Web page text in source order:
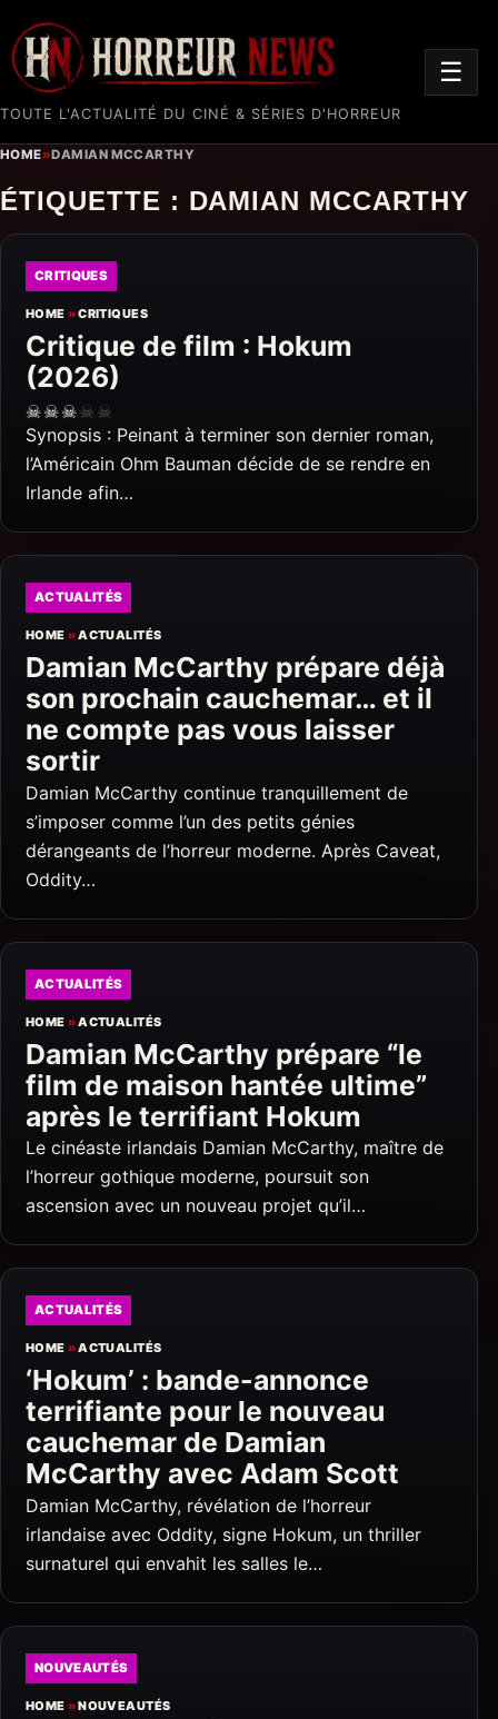
TOUTE L'ACTUALITÉ DU CINÉ & SÉRIES D'HORREUR
☰
HOME»DAMIAN MCCARTHY
ÉTIQUETTE : DAMIAN MCCARTHY
CRITIQUES
HOME »CRITIQUES
Critique de film : Hokum
(2026)
☠☠☠☠ ☠
Synopsis : Peinant à terminer son dernier roman,
l’Américain Ohm Bauman décide de se rendre en
Irlande afin…
ACTUALITÉS
HOME »ACTUALITÉS
Damian McCarthy prépare déjà
son prochain cauchemar… et il
ne compte pas vous laisser
sortir
Damian McCarthy continue tranquillement de
s’imposer comme l’un des petits génies
dérangeants de l’horreur moderne. Après Caveat,
Oddity…
ACTUALITÉS
HOME »ACTUALITÉS
Damian McCarthy prépare “le
film de maison hantée ultime”
après le terrifiant Hokum
Le cinéaste irlandais Damian McCarthy, maître de
l’horreur gothique moderne, poursuit son
ascension avec un nouveau projet qu’il…
ACTUALITÉS
HOME »ACTUALITÉS
‘Hokum’ : bande-annonce
terrifiante pour le nouveau
cauchemar de Damian
McCarthy avec Adam Scott
Damian McCarthy, révélation de l’horreur
irlandaise avec Oddity, signe Hokum, un thriller
surnaturel qui envahit les salles le…
NOUVEAUTÉS
HOME »NOUVEAUTÉS